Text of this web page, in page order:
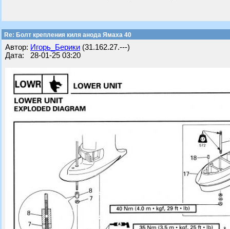
Re: Болт крепления киля анода Ямаха 40
Автор: Игорь_Берики (31.162.27.---)
Дата: 28-01-25 03:20